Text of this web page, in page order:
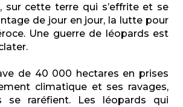
sur cette terre qui s’effrite et se
de jour en jour, la lutte pour
Une guerre de léopards est
de 40 000 hectares en prises
climatique et ses ravages,
se raréfient. Les léopards qui